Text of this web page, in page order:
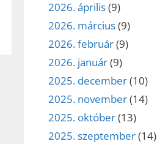
2026. április(9)
2026. március(9)
2026. február(9)
2026. január(9)
2025. december(10)
2025. november(14)
2025. október(13)
2025. szeptember(14)